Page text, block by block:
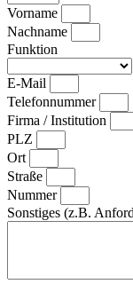
Vorname
Nachname
Funktion
E-Mail
Telefonnummer
Firma / Institution
PLZ
Ort
Straße
Nummer
Sonstiges (z.B.